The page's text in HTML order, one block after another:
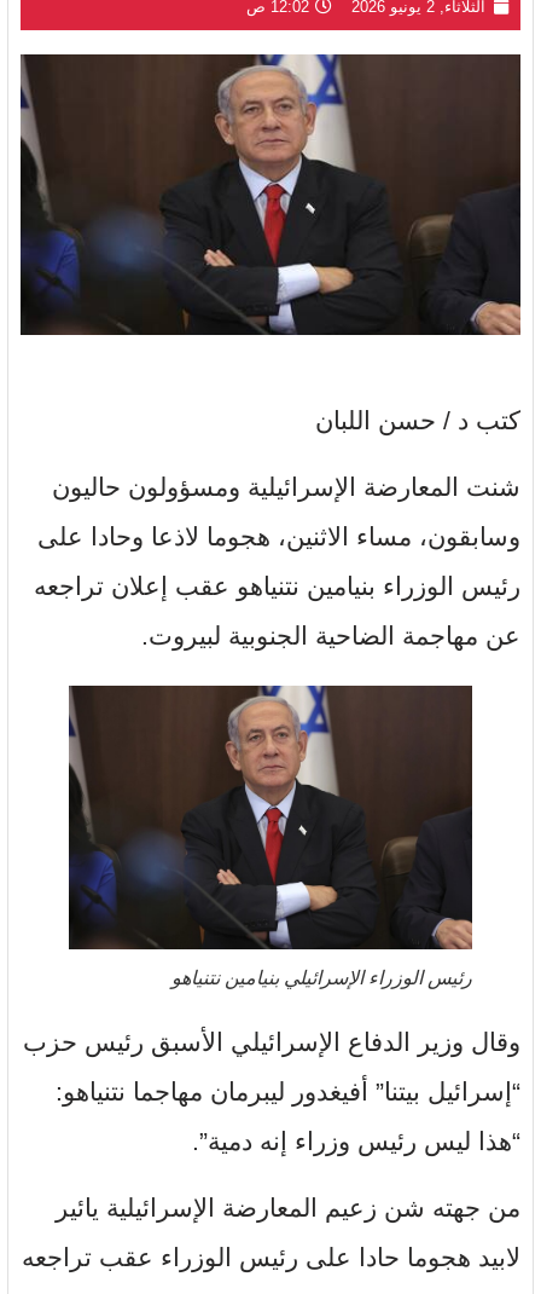
الثلاثاء, 2 يونيو 2026 12:02 ص
كتب د / حسن اللبان
شنت المعارضة الإسرائيلية ومسؤولون حاليون
وسابقون، مساء الاثنين، هجوما لاذعا وحادا على
رئيس الوزراء بنيامين نتنياهو عقب إعلان تراجعه
عن مهاجمة الضاحية الجنوبية لبيروت.
رئيس الوزراء الإسرائيلي بنيامين نتنياهو
وقال وزير الدفاع الإسرائيلي الأسبق رئيس حزب
“إسرائيل بيتنا” أفيغدور ليبرمان مهاجما نتنياهو:
“هذا ليس رئيس وزراء إنه دمية”.
من جهته شن زعيم المعارضة الإسرائيلية يائير
لابيد هجوما حادا على رئيس الوزراء عقب تراجعه